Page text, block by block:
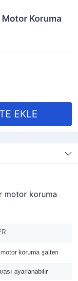
Koruma
motor koruma
koruma şalteri
ayarlanabilir